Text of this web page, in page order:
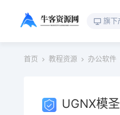
旗下
首页 教程资源 办公软件
UGNX模